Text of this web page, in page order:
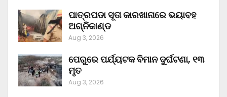
ପାତ୍ରପଡା ସୂତା କାରଖାନାରେ ଭୟାବହ
ଅଗ୍ନିକାଣ୍ଡ
Aug 3, 2026
ପେରୁରେ ପର୍ଯ୍ୟଟକ ବିମାନ ଦୁର୍ଘଟଣା, ୧୩
ମୃତ
Aug 3, 2026